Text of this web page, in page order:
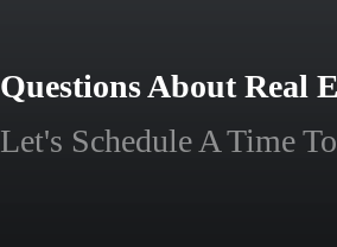
Questions About Real
Let's Schedule A Time